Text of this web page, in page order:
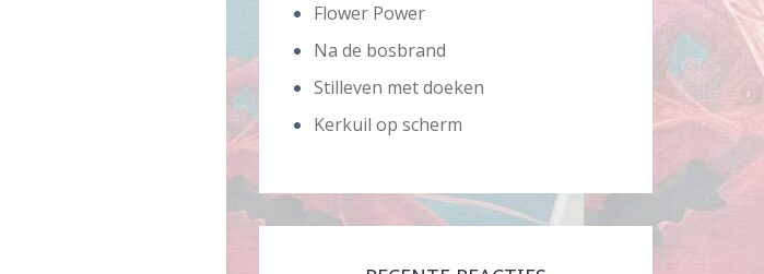
Flower Power
Na de bosbrand
Stilleven met doeken
Kerkuil op scherm